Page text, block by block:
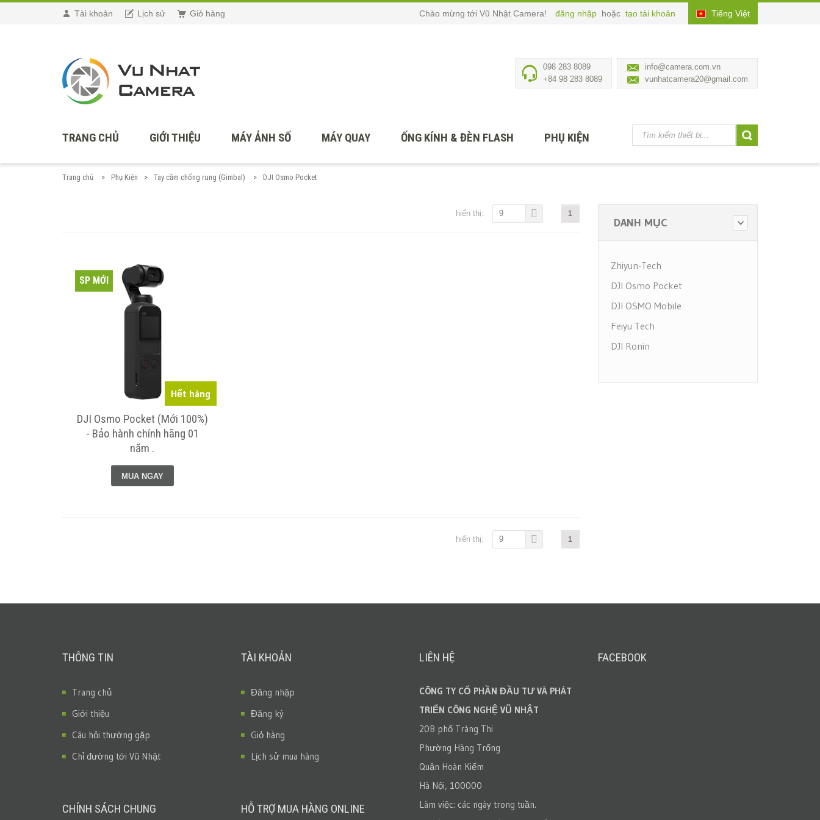
Tài khoản Lịch sử Giỏ hàng Tiếng Việt
Chào mừng tới Vũ Nhật Camera! đăng nhập hoặc tạo tài khoản
info@camera.com.vn
vunhatcamera20@gmail.com
098 283 8089
+84 98 283 8089
TRANG CHỦ GIỚI THIỆU MÁY ẢNH SỐ MÁY QUAY ỐNG KÍNH & ĐÈN FLASH PHỤ KIỆN
Trang chủ Phụ Kiện Tay cầm chống rung (Gimbal) DJI Osmo Pocket
1
hiển thị: 9
Hết hàng
SP MỚI
DJI Osmo Pocket (Mới 100%)
- Bảo hành chính hãng 01
năm .
MUA NGAY
1
hiển thị: 9
DANH MỤC
Zhiyun-Tech
DJI Osmo Pocket
DJI OSMO Mobile
Feiyu Tech
DJI Ronin
THÔNG TIN
Trang chủ
Giới thiệu
Câu hỏi thường gặp
Chỉ đường tới Vũ Nhật
CHÍNH SÁCH CHUNG
TÀI KHOẢN
Đăng nhập
Đăng ký
Giỏ hàng
Lịch sử mua hàng
HỖ TRỢ MUA HÀNG ONLINE
LIÊN HỆ
CÔNG TY CỔ PHẦN ĐẦU TƯ VÀ PHÁT
TRIỂN CÔNG NGHỆ VŨ NHẬT
20B phố Tràng Thi
Phường Hàng Trống
Quận Hoàn Kiếm
Hà Nội, 100000
Làm việc: các ngày trong tuần.
FACEBOOK